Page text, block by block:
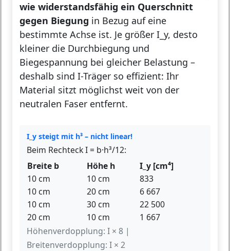
wie widerstandsfähig ein Querschnitt
gegen Biegung in Bezug auf eine
bestimmte Achse ist. Je größer I_y, desto
kleiner die Durchbiegung und
Biegespannung bei gleicher Belastung –
deshalb sind I-Träger so effizient: Ihr
Material sitzt möglichst weit von der
neutralen Faser entfernt.
I_y steigt mit h³ – nicht linear!
Beim Rechteck I = b·h³/12:
Breite b
Höhe h
I_y [cm⁴]
10 cm
10 cm
833
10 cm
20 cm
6 667
10 cm
30 cm
22 500
20 cm
10 cm
1 667
Höhenverdopplung: I × 8 |
Breitenverdopplung: I × 2